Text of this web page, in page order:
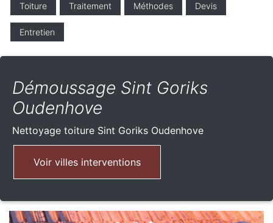
Toiture Traitement Méthodes Devis
Entretien
Démoussage Sint Goriks
Oudenhove
Nettoyage toiture Sint Goriks Oudenhove
Voir villes interventions